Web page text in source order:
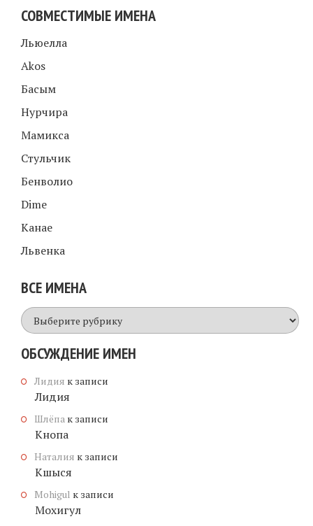
СОВМЕСТИМЫЕ ИМЕНА
Льюелла
Akos
Басым
Нурчира
Мамикса
Стульчик
Бенволио
Dime
Канае
Львенка
ВСЕ ИМЕНА
Все
имена
ОБСУЖДЕНИЕ ИМЕН
Лидия к записи
Лидия
Шлёпа к записи
Кнопа
Наталия к записи
Кшыся
Mohigul к записи
Мохигул